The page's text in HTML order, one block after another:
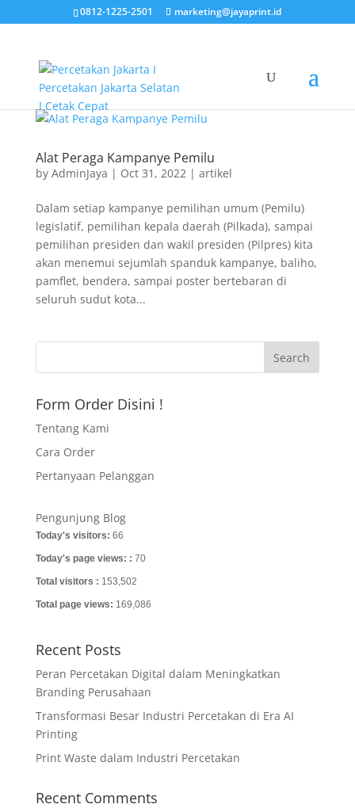
0812-1225-2501 marketing@jayaprint.id
Alat Peraga Kampanye Pemilu
by AdminJaya | Oct 31, 2022| artikel
Dalam setiap kampanye pemilihan umum (Pemilu)
legislatif, pemilihan kepala daerah (Pilkada), sampai
pemilihan presiden dan wakil presiden (Pilpres) kita
akan menemui sejumlah spanduk kampanye, baliho,
pamflet, bendera, sampai poster bertebaran di
seluruh sudut kota...
Form Order Disini !
Tentang Kami
Cara Order
Pertanyaan Pelanggan
Pengunjung Blog
Today's visitors: 66
Today's page views: : 70
Total visitors : 153,502
Total page views: 169,086
Recent Posts
Peran Percetakan Digital dalam Meningkatkan
Branding Perusahaan
Transformasi Besar Industri Percetakan di Era AI
Printing
Print Waste dalam Industri Percetakan
Recent Comments